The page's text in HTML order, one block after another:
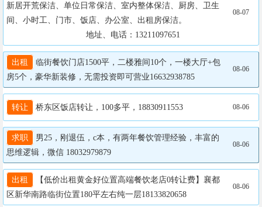
新居开荒保洁、单位日常保洁、室内整体保洁、厨房、卫生
间、小时工、门市、饭店、办公室、出租房保洁。
		                  地址、电话：13211097651
08-07
出租
临街餐饮门店1500平，二楼雅间10个，一楼大厅+包
房5个，豪华新装修，无需投资即可营业16632938785
08-06
转让 桥东区饭店转让，100多平，18830911553 08-06
求职
男25，刚退伍，c本，有两年餐饮管理经验，丰富的
思维逻辑，微信 18032979879
08-06
出租
【低价出租黄金好位置高端餐饮老店0转让费】襄都
区新华南路临街位置180平左右纯一层18133820658
08-06